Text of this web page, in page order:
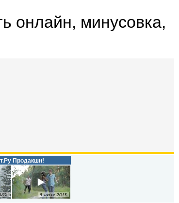
онлайн, минусовка,
Продакшн!